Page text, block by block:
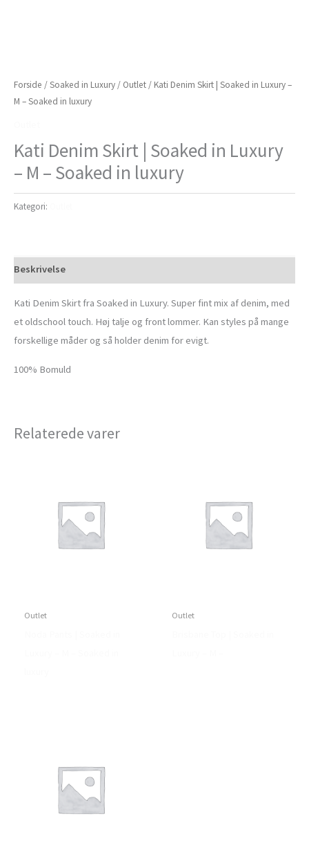
Forside /Soaked in Luxury / Outlet / Kati Denim Skirt | Soaked in Luxury –
M – Soaked in luxury
Kati Denim Skirt | Soaked in Luxury
– M – Soaked in luxury
Kategori:
Beskrivelse
Kati Denim Skirt fra Soaked in Luxury. Super fint mix af denim, med
et oldschool touch. Høj talje og front lommer. Kan styles på mange
forskellige måder og så holder denim for evigt.
100% Bomuld
Relaterede varer
Outlet Outlet